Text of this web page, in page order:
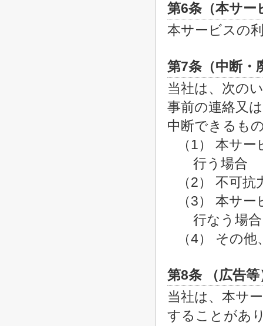
第6条（本サー
本サービスの
第7条（中断・
当社は、次の
事前の連絡又
中断できるも
（1） 本サ
行う場合
（2） 不可
（3） 本サ
行なう場合
（4） その
第8条 （広告等
当社は、本サ
することがあ